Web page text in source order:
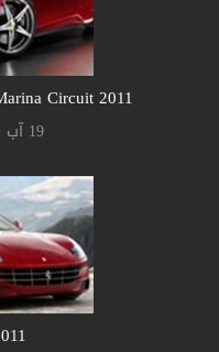
2011 Ferrari 458 Italia on YAS Marina Circuit
19 آب 2011, 12:00 ص
FF